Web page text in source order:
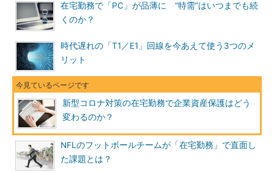
在宅勤務で「PC」が品薄に “特需”はいつまでも続
くのか？
時代遅れの「T1／E1」回線を今あえて使う3つのメ
リット
新型コロナ対策の在宅勤務で企業資産保護はどう
変わるのか？
NFLのフットボールチームが「在宅勤務」で直面し
た課題とは？